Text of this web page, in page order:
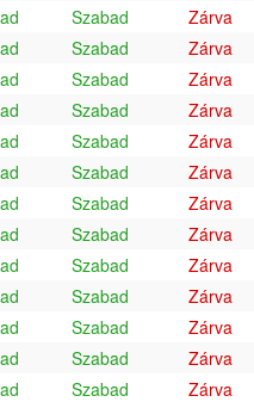
Szabad
Zárva
Szabad
Zárva
Szabad
Zárva
Szabad
Zárva
Szabad
Zárva
Szabad
Zárva
Szabad
Zárva
Szabad
Zárva
Szabad
Zárva
Szabad
Zárva
Szabad
Zárva
Szabad
Zárva
Szabad
Zárva